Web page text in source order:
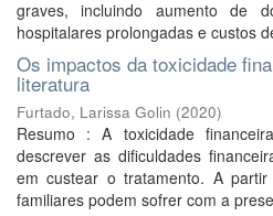
graves, incluindo aumento de
hospitalares prolongadas e custos
Os impactos da toxicidade
literatura
Furtado, Larissa Golin (2020)
Resumo : A toxicidade
descrever as dificuldades
em custear o tratamento. A
familiares podem sofrer com a